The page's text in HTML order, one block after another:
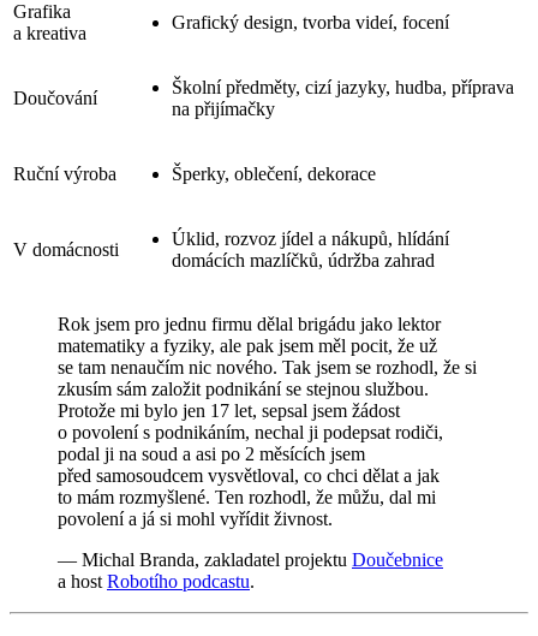
Grafika
a kreativa
Grafický design, tvorba videí, focení
Doučování
Školní předměty, cizí jazyky, hudba, příprava
na přijímačky
Ruční výroba Šperky, oblečení, dekorace
V domácnosti
Úklid, rozvoz jídel a nákupů, hlídání
domácích mazlíčků, údržba zahrad
Rok jsem pro jednu firmu dělal brigádu jako lektor
matematiky a fyziky, ale pak jsem měl pocit, že už
se tam nenaučím nic nového. Tak jsem se rozhodl, že si
zkusím sám založit podnikání se stejnou službou.
Protože mi bylo jen 17 let, sepsal jsem žádost
o povolení s podnikáním, nechal ji podepsat rodiči,
podal ji na soud a asi po 2 měsících jsem
před samosoudcem vysvětloval, co chci dělat a jak
to mám rozmyšlené. Ten rozhodl, že můžu, dal mi
povolení a já si mohl vyřídit živnost.
— Michal Branda, zakladatel projektu Doučebnice
a host Robotího podcastu.